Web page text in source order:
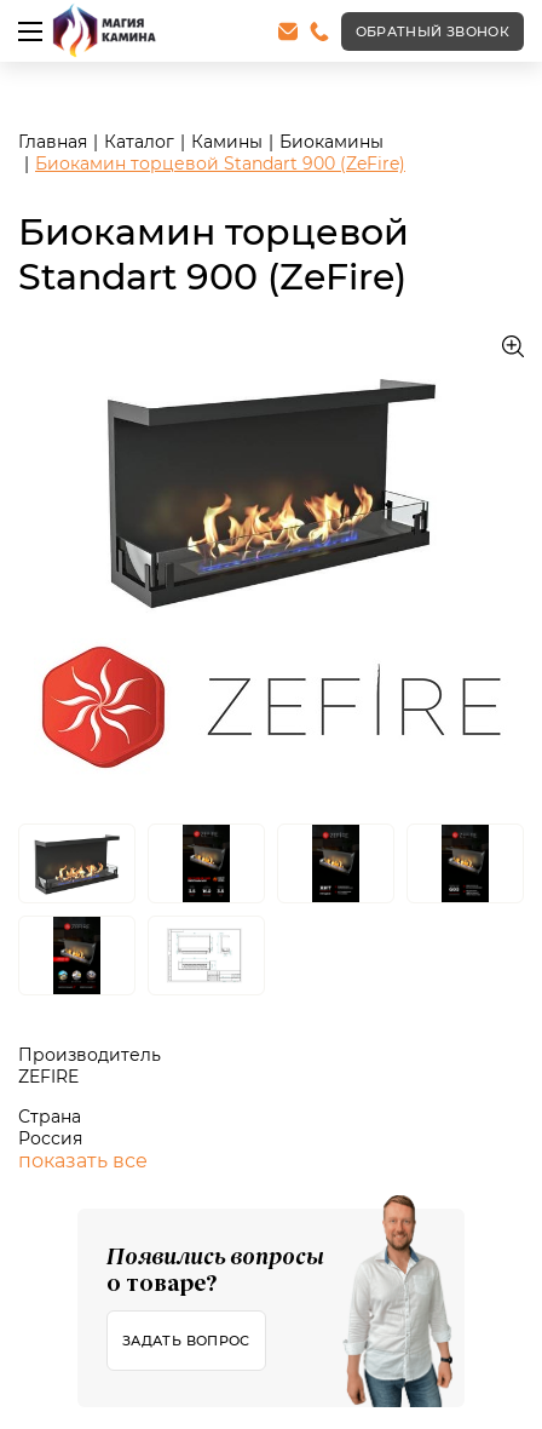
<meta name="robots" content="noindex, follow"/>
ОБРАТНЫЙ ЗВОНОК
Главная Каталог Камины
Биокамины
Биокамин торцевой Standart 900 (ZeFire)
Биокамин торцевой
Standart 900 (ZeFire)
Производитель
ZEFIRE
Страна
Россия
показать все
Появились вопросы
о товаре?
ЗАДАТЬ ВОПРОС